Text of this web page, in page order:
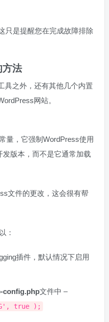
只是提醒您在完成故障排除
法
具之外，还有其他几个内置
网站。
量，它强制WordPress使用
版本，而不是它通常加载
文件的更改，这会很有帮
：
插件，默认情况下启用
config.php文件中 –
true );